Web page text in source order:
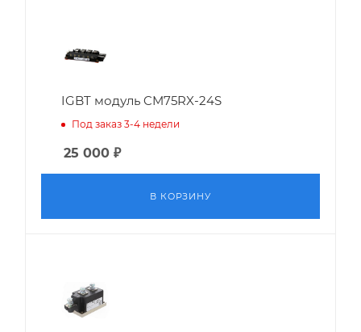
IGBT модуль CM75RX-24S
Под заказ 3-4 недели
25 000 ₽
В КОРЗИНУ